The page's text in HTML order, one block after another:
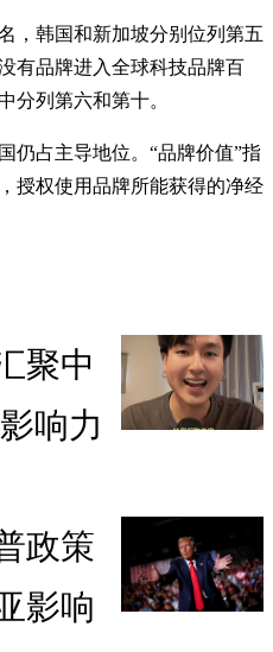
，韩国和新加坡分别位列第五
有品牌进入全球科技品牌百
分列第六和第十。
仍占主导地位。“品牌价值”指
授权使用品牌所能获得的净经
聚中
响力
政策
影响